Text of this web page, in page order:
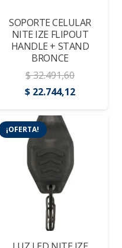
SOPORTE CELULAR
NITE IZE FLIPOUT
HANDLE + STAND
BRONCE
$32.491,60
El
precio
original
era:
$ 32.491,60.
$ 22.744,12El
precio
¡OFERTA!